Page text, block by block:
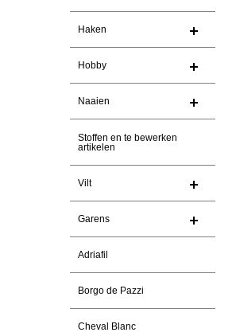
Haken
Hobby
Naaien
Stoffen en te bewerken
artikelen
Vilt
Garens
Adriafil
Borgo de Pazzi
Cheval Blanc